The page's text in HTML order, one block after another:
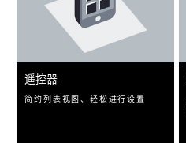
遥控器
简约列表视图、轻松进行设置